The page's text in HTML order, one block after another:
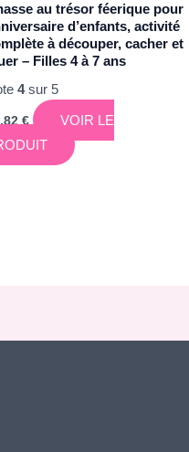
au trésor féerique pour
d’enfants, activité
à découper, cacher et
– Filles 4 à 7 ans
4sur 5
€
VOIR LE